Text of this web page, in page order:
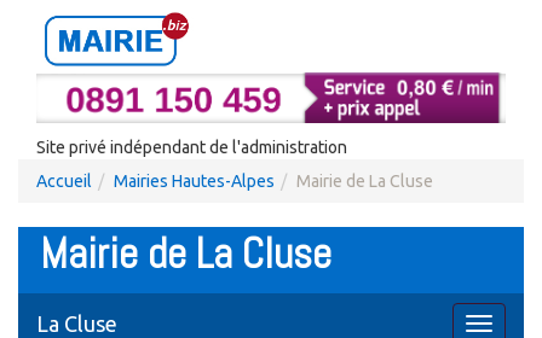
Site privé indépendant de l'administration
Accueil
Mairies Hautes-Alpes Mairie de La Cluse
Mairie de La Cluse
Toggle
La Cluse